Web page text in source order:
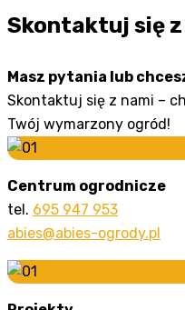
Skontaktuj się
Masz pytania lub
Skontaktuj się z nami –
Twój wymarzony ogród!
Centrum ogrodnicze
tel. 695 947 953
abies@abies-ogrody.pl